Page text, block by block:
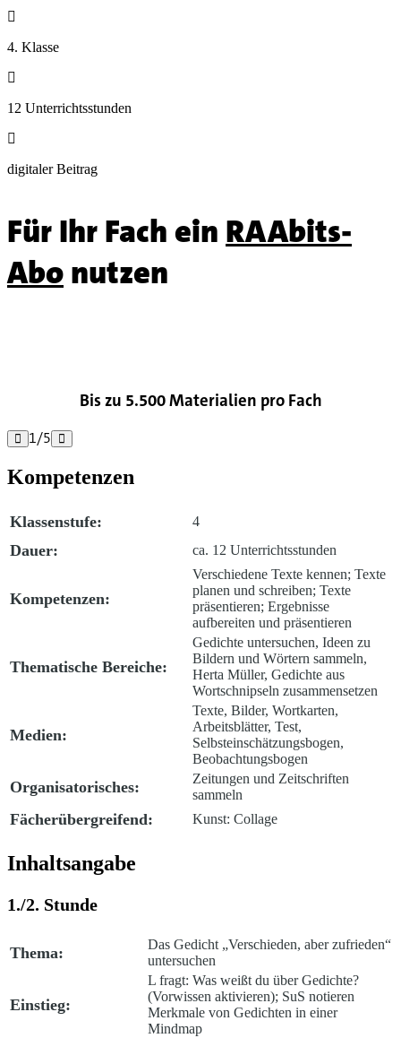

4. Klasse

12 Unterrichtsstunden

digitaler Beitrag
Für Ihr Fach ein RAAbits-
Abonutzen
Bis zu 5.500 Materialien pro Fach
 1/5 
Kompetenzen
Klassenstufe: 4
Dauer: ca. 12 Unterrichtsstunden
Kompetenzen:
Verschiedene Texte kennen; Texte
planen und schreiben; Texte
präsentieren; Ergebnisse
aufbereiten und präsentieren
Thematische Bereiche:
Gedichte untersuchen, Ideen zu
Bildern und Wörtern sammeln,
Herta Müller, Gedichte aus
Wortschnipseln zusammensetzen
Medien:
Texte, Bilder, Wortkarten,
Arbeitsblätter, Test,
Selbsteinschätzungsbogen,
Beobachtungsbogen
Organisatorisches:
Zeitungen und Zeitschriften
sammeln
Fächerübergreifend: Kunst: Collage
Inhaltsangabe
1./2. Stunde
Thema:
Das Gedicht „Verschieden, aber zufrieden“
untersuchen
Einstieg:
L fragt: Was weißt du über Gedichte?
(Vorwissen aktivieren); SuS notieren
Merkmale von Gedichten in einer
Mindmap